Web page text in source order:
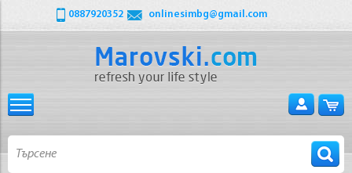
0887920352 onlinesimbg@gmail.com